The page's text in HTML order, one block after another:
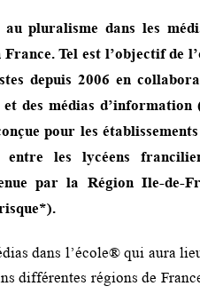
pluralisme dans les
Tel est l’objectif de
depuis 2006 en
des médias
pour les
les lycéens
par la Région Ile-de-
dans l’école® qui aura
différentes régions de